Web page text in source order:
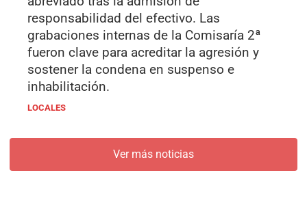
responsabilidad del efectivo. Las
grabaciones internas de la Comisaría 2ª
fueron clave para acreditar la agresión y
sostener la condena en suspenso e
inhabilitación.
LOCALES
Ver más noticias